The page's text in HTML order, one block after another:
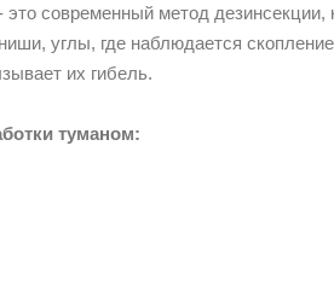
современный метод
углы, где наблюдается
их гибель.
туманом: